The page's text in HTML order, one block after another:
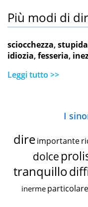
Più modi di
sciocchezza,
idiozia,fesseria,
Leggi tutto >>
I
dire importante
dolce
tranquillo
inerme particolare